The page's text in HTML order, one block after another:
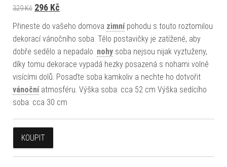
329Kč Původní cena byla: 329 Kč.
296 Kč
Přineste do vašeho domova zimnípohodu s touto roztomilou
dekorací vánočního soba. Tělo postavičky je zatížené, aby
dobře sedělo a nepadalo. nohy soba nejsou nijak vyztuženy,
díky tomu dekorace vypadá hezky posazená s nohami volně
visícími dolů. Posaďte soba kamkoliv a nechte ho dotvořit
vánočníatmosféru. Výška soba: cca 52 cm Výška sedícího
soba: cca 30 cm
KOUPIT